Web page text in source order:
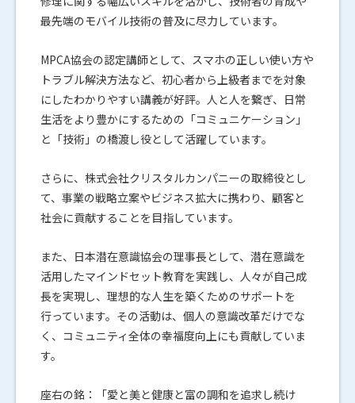
最先端のモバイル技術の普及に尽力しています。
MPCA協会の認定講師として、スマホの正しい使い方や
トラブル解決方法など、初心者から上級者までを対象
にしたわかりやすい講義が好評。人と人を繋ぎ、日常
生活をより豊かにするための「コミュニケーション」
と「技術」の橋渡し役として活躍しています。
さらに、株式会社クリスタルカンパニーの取締役とし
て、事業の戦略立案やビジネス拡大に携わり、顧客と
社会に貢献することを目指しています。
また、日本潜在意識協会の理事長として、潜在意識を
活用したマインドセット教育を実践し、人々が自己成
長を実現し、理想的な人生を築くためのサポートを
行っています。その活動は、個人の意識改革だけでな
く、コミュニティ全体の幸福度向上にも貢献していま
す。
座右の銘：「愛と美と健康と富の調和を追求し続け